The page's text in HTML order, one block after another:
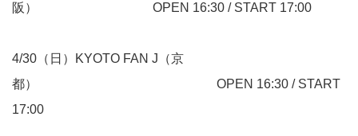
阪） OPEN 16:30 / START 17:00
4/30（日）KYOTO FAN J（京
都） OPEN 16:30 / START
17:00